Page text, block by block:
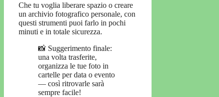
Che tu voglia liberare spazio o creare
un archivio fotografico personale, con
questi strumenti puoi farlo in pochi
minuti e in totale sicurezza.
📸 Suggerimento finale:
una volta trasferite,
organizza le tue foto in
cartelle per data o evento
— così ritrovarle sarà
sempre facile!